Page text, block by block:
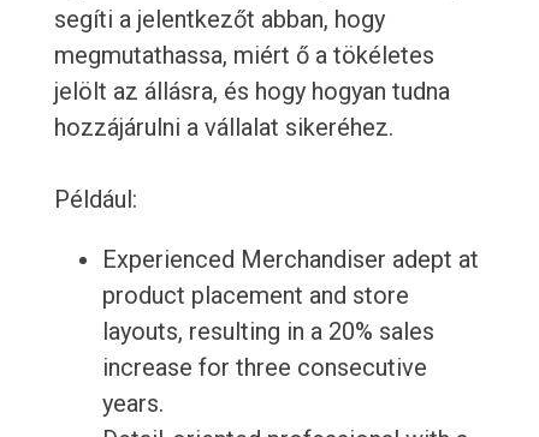
segíti a jelentkezőt abban, hogy
megmutathassa, miért ő a tökéletes
jelölt az állásra, és hogy hogyan tudna
hozzájárulni a vállalat sikeréhez.
Például:
Experienced Merchandiser adept at
product placement and store
layouts, resulting in a 20% sales
increase for three consecutive
years.